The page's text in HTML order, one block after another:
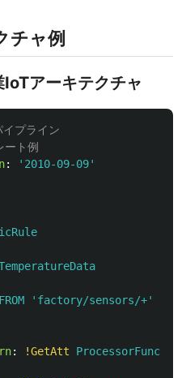
チャ例
アーキテクチャ
プライン
ト例
: ' 2010-09-09'
FROM 'factory/sensors/+'
: !GetAtt